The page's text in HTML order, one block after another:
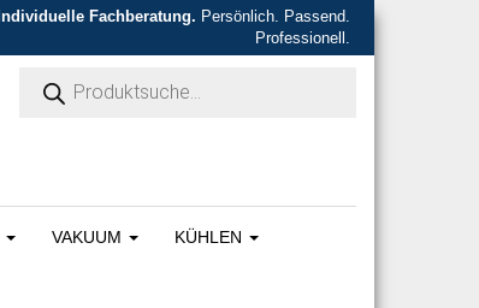
Individuelle Fachberatung. Persönlich. Passend.
Professionell.
VAKUUM KÜHLEN